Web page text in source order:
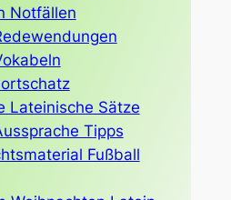
Notfällen
Lateinische Sätze
Tipps
Fußball